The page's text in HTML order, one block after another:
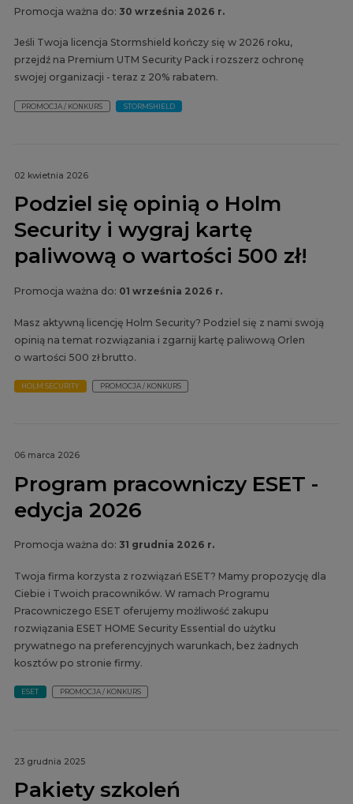
Promocja ważna do: 30 września 2026 r.
Jeśli Twoja licencja Stormshield kończy się w 2026 roku,
przejdź na Premium UTM Security Pack i rozszerz ochronę
swojej organizacji - teraz z 20% rabatem.
PROMOCJA / KONKURS STORMSHIELD
02 kwietnia 2026
Podziel się opinią o Holm
Security i wygraj kartę
paliwową o wartości 500 zł!
Promocja ważna do: 01 września 2026 r.
Masz aktywną licencję Holm Security? Podziel się z nami swoją
opinią na temat rozwiązania i zgarnij kartę paliwową Orlen
o wartości 500 zł brutto.
HOLM SECURITY PROMOCJA / KONKURS
06 marca 2026
Program pracowniczy ESET -
edycja 2026
Promocja ważna do: 31 grudnia 2026 r.
Twoja firma korzysta z rozwiązań ESET? Mamy propozycję dla
Ciebie i Twoich pracowników. W ramach Programu
Pracowniczego ESET oferujemy możliwość zakupu
rozwiązania ESET HOME Security Essential do użytku
prywatnego na preferencyjnych warunkach, bez żadnych
kosztów po stronie firmy.
ESET PROMOCJA / KONKURS
23 grudnia 2025
Pakiety szkoleń